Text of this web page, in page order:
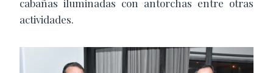
cabañas iluminadas con antorchas entre otras
actividades.